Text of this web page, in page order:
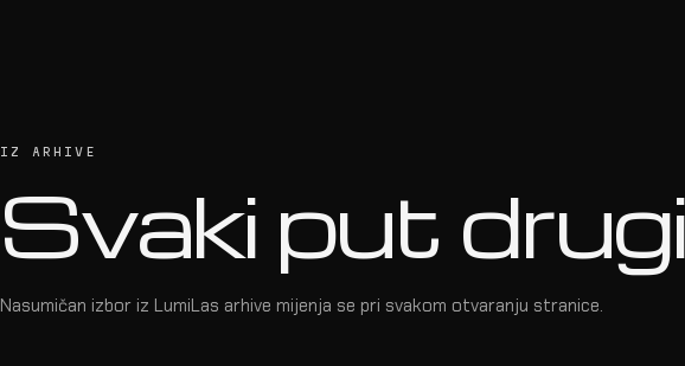
IZ ARHIVE
Svaki put
Nasumičan izbor iz LumiLas arhive mijenja se pri svakom otvaranju stranice.